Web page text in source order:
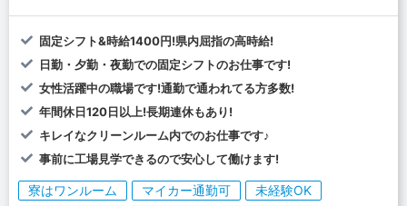
固定シフト&時給1400円!県内屈指の高時給!
日勤・夕勤・夜勤での固定シフトのお仕事です!
女性活躍中の職場です!通勤で通われてる方多数!
年間休日120日以上!長期連休もあり!
キレイなクリーンルーム内でのお仕事です♪
事前に工場見学できるので安心して働けます!
寮はワンルーム マイカー通勤可
未経験OK